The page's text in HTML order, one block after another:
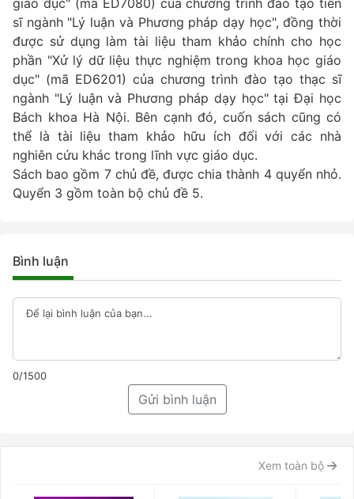
sĩ ngành "Lý luận và Phương pháp dạy học", đồng thời
được sử dụng làm tài liệu tham khảo chính cho học
phần "Xử lý dữ liệu thực nghiệm trong khoa học giáo
dục" (mã ED6201) của chương trình đào tạo thạc sĩ
ngành "Lý luận và Phương pháp dạy học" tại Đại học
Bách khoa Hà Nội. Bên cạnh đó, cuốn sách cũng có
thể là tài liệu tham khảo hữu ích đối với các nhà
nghiên cứu khác trong lĩnh vực giáo dục.
Sách bao gồm 7 chủ đề, được chia thành 4 quyển nhỏ.
Quyển 3 gồm toàn bộ chủ đề 5.
Bình luận
0/1500
Gửi bình luận
Xem toàn bộ